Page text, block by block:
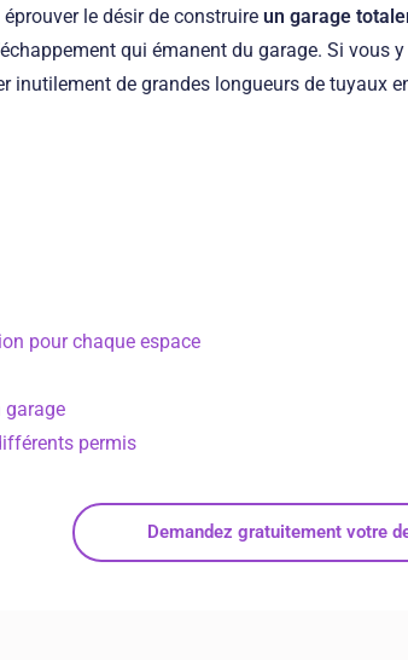
le désir de construire un garage
qui émanent du garage. Si
inutilement de grandes longueurs de tuyaux
pour chaque espace
garage
permis
Demandez gratuitement votre